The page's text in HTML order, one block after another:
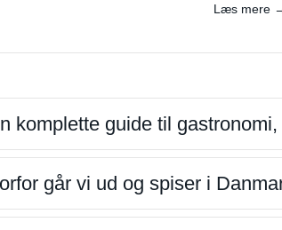
Læs mere
komplette guide til
går vi ud og spiser i